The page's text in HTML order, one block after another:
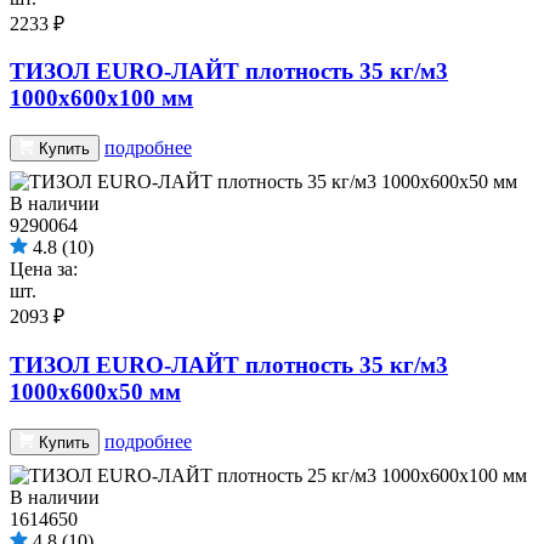
ТИЗОЛ EURO-ЛАЙТ плотность 35 кг/м3
1000х600х100 мм
2233 ₽
Купить подробнее
В наличии
ТИЗОЛ EURO-ЛАЙТ плотность 35 кг/м3
1000х600х50 мм
9290064
4.8 (10)
Цена за:
шт.
2093 ₽
Купить подробнее
В наличии
1614650